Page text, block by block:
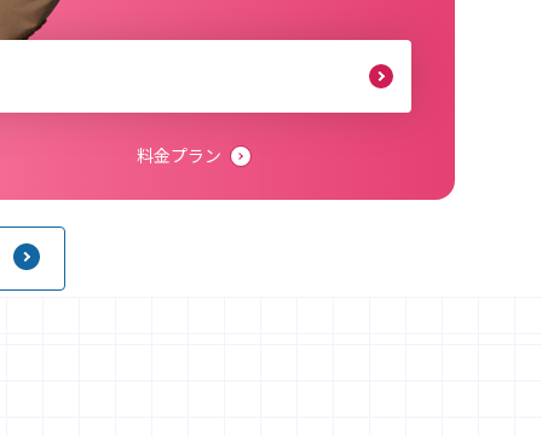
料金プラン